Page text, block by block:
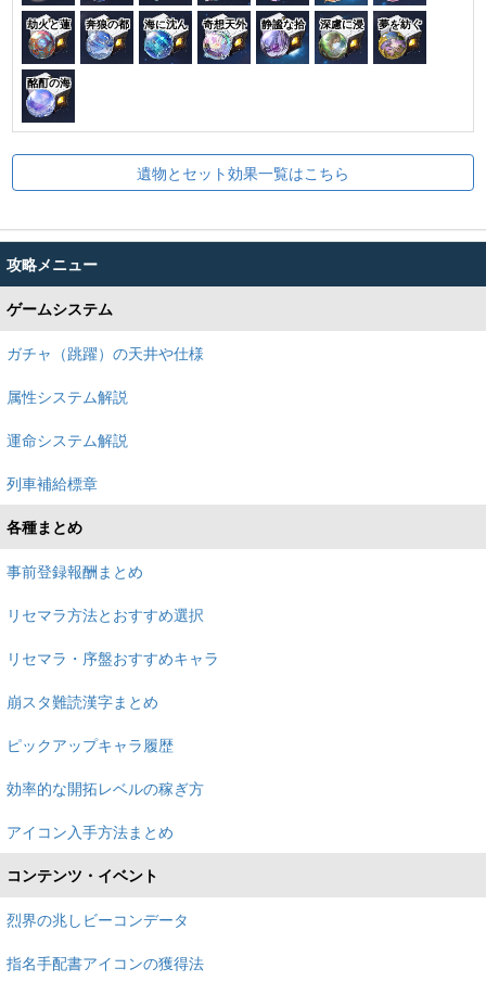
劫火と蓮 奔狼の都 海に沈ん 奇想天外 静謐な拾 深慮に浸 夢を紡ぐ
酩酊の海
遺物とセット効果一覧はこちら
攻略メニュー
ゲームシステム
ガチャ（跳躍）の天井や仕様
属性システム解説
運命システム解説
列車補給標章
各種まとめ
事前登録報酬まとめ
リセマラ方法とおすすめ選択
リセマラ・序盤おすすめキャラ
崩スタ難読漢字まとめ
ピックアップキャラ履歴
効率的な開拓レベルの稼ぎ方
アイコン入手方法まとめ
コンテンツ・イベント
烈界の兆しビーコンデータ
指名手配書アイコンの獲得法